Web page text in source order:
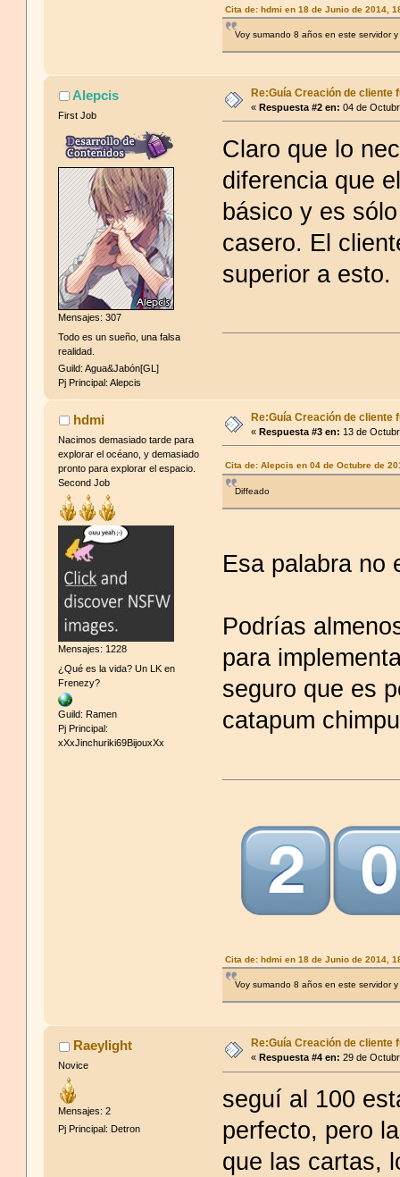
Cita de: hdmi en 18 de Junio de 2014,
Voy sumando 8 años en este servidor
Alepcis
First Job
Mensajes: 307
Todo es un sueño, una falsa
realidad.
Guild: Agua&Jabón[GL]
Pj Principal: Alepcis
Re:Guía Creación de cliente
«Respuesta #2 en: 04 de
Claro que lo
diferencia que
básico y es
casero. El
superior a esto.
hdmi
Nacimos demasiado tarde para
explorar el océano, y demasiado
pronto para explorar el espacio.
Second Job
Mensajes: 1228
¿Qué es la vida? Un LK en
Frenezy?
Guild: Ramen
Pj Principal:
xXxJinchuriki69BijouxXx
Re:Guía Creación de cliente
«Respuesta #3 en: 13 de
Cita de: Alepcis en 04 de Octubre de
Diffeado
Esa palabra
Podrías
para
seguro que es
catapum
Cita de: hdmi en 18 de Junio de 2014,
Voy sumando 8 años en este servidor
Raeylight
Novice
Mensajes: 2
Pj Principal: Detron
Re:Guía Creación de cliente
«Respuesta #4 en: 29 de
seguí al 100
perfecto, pero
que las cartas,